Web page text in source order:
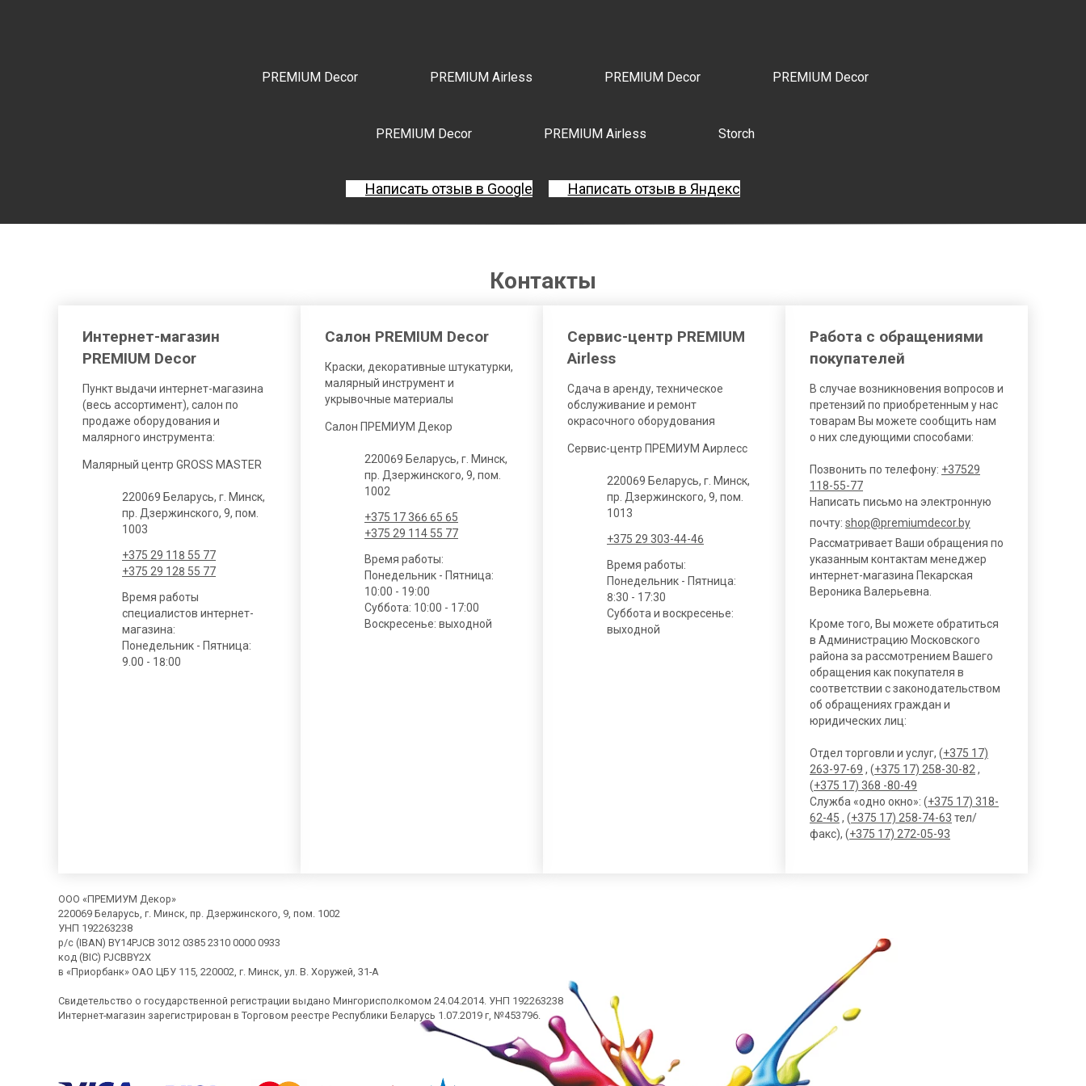
PREMIUM Decor PREMIUM Airless PREMIUM Decor PREMIUM Decor
PREMIUM Decor PREMIUM Airless Storch
Написать отзыв в Google Написать отзыв в Яндекс
Контакты
Интернет-магазин
PREMIUM Decor
Пункт выдачи интернет-магазина
(весь ассортимент), салон по
продаже оборудования и
малярного инструмента:
Малярный центр GROSS MASTER
220069 Беларусь, г. Минск,
пр. Дзержинского, 9, пом.
1003
+375 29 118 55 77
+375 29 128 55 77
Время работы
специалистов интернет-
магазина:
Понедельник - Пятница:
9.00 - 18:00
Салон PREMIUM Decor
Краски, декоративные штукатурки,
малярный инструмент и
укрывочные материалы
Салон ПРЕМИУМ Декор
220069 Беларусь, г. Минск,
пр. Дзержинского, 9, пом.
1002
+375 17 366 65 65
+375 29 114 55 77
Время работы:
Понедельник - Пятница:
10:00 - 19:00
Суббота: 10:00 - 17:00
Воскресенье: выходной
Сервис-центр PREMIUM
Airless
Сдача в аренду, техническое
обслуживание и ремонт
окрасочного оборудования
Сервис-центр ПРЕМИУМ Аирлесс
220069 Беларусь, г. Минск,
пр. Дзержинского, 9, пом.
1013
+375 29 303-44-46
Время работы:
Понедельник - Пятница:
8:30 - 17:30
Суббота и воскресенье:
выходной
Работа с обращениями
покупателей
В случае возникновения вопросов и
претензий по приобретенным у нас
товарам Вы можете сообщить нам
о них следующими способами:
Позвонить по телефону: +37529
118-55-77
Написать письмо на электронную
почту: shop@premiumdecor.by
Рассматривает Ваши обращения по
указанным контактам менеджер
интернет-магазина Пекарская
Вероника Валерьевна.
Кроме того, Вы можете обратиться
в Администрацию Московского
района за рассмотрением Вашего
обращения как покупателя в
соответствии с законодательством
об обращениях граждан и
юридических лиц:
Отдел торговли и услуг, (+375 17)
263-97-69 , (+375 17) 258-30-82,
(+375 17) 368 -80-49
Служба «одно окно»: (+375 17) 318-
62-45 , (+375 17) 258-74-63 тел/
факс), (+375 17) 272-05-93
ООО «ПРЕМИУМ Декор»
220069 Беларусь, г. Минск, пр. Дзержинского, 9, пом. 1002
УНП 192263238
р/с (IBAN) BY14PJCB 3012 0385 2310 0000 0933
код (BIC) PJCBBY2X
в «Приорбанк» ОАО ЦБУ 115, 220002, г. Минск, ул. В. Хоружей, 31-А
Свидетельство о государственной регистрации выдано Мингорисполкомом 24.04.2014. УНП 192263238
Интернет-магазин зарегистрирован в Торговом реестре Республики Беларусь 1.07.2019 г, №453796.